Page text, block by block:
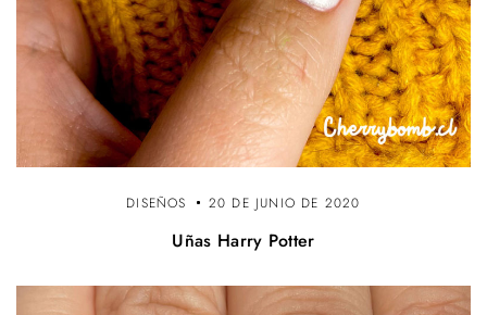
DISEÑOS 20 DE JUNIO DE 2020
Uñas Harry Potter